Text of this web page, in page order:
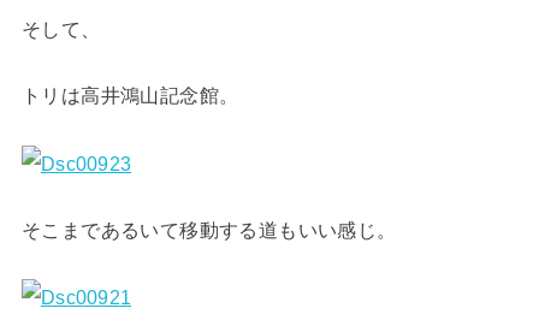
そして、
トリは高井鴻山記念館。
そこまであるいて移動する道もいい感じ。